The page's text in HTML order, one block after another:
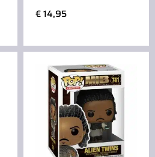
€14,95